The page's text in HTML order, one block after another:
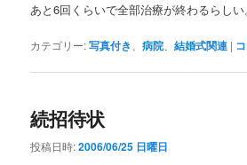
あと6回くらいで全部治療が終わるらし
カテゴリー:写真付き 、病院 、結婚式関連 |
続招待状
投稿日時:2006/06/25 日曜日